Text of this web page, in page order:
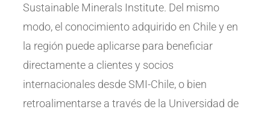
Sustainable Minerals Institute. Del mismo
modo, el conocimiento adquirido en Chile y en
la región puede aplicarse para beneficiar
directamente a clientes y socios
internacionales desde SMI-Chile, o bien
retroalimentarse a través de la Universidad de